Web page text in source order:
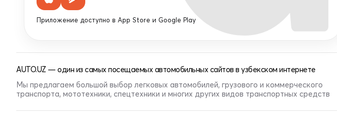
Приложение доступно в App Store и Google Play
AUTO.UZ — один из самых посещаемых автомобильных сайтов в узбекском интернете
Мы предлагаем большой выбор легковых автомобилей, грузового и коммерческого
транспорта, мототехники, спецтехники и многих других видов транспортных средств